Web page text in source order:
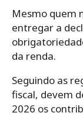
Mesmo quem
entregar a
da renda.
Seguindo as
fiscal, devem
2026 os